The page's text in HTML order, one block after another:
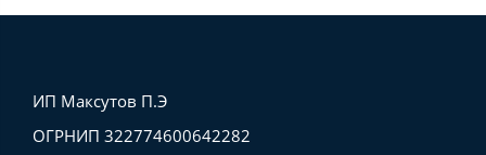
ИП Максутов П.Э
ОГРНИП 322774600642282